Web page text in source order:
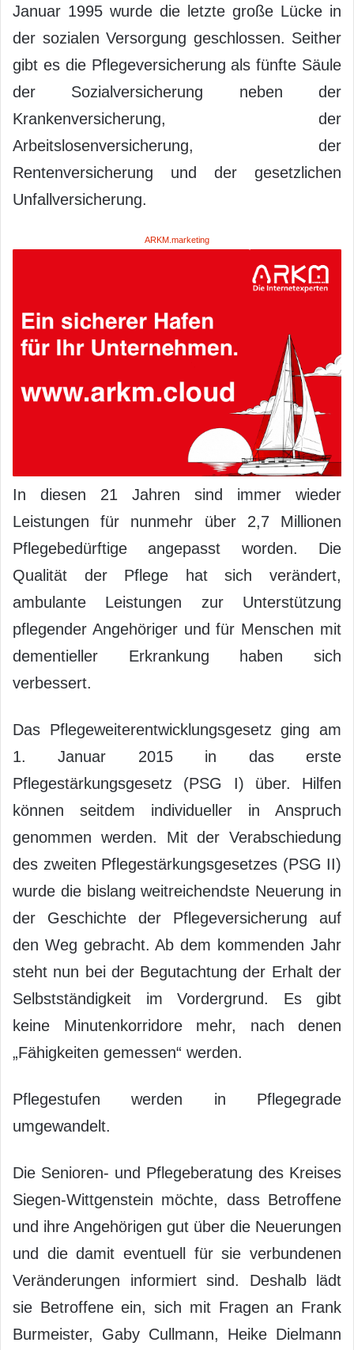
Januar 1995 wurde die letzte große Lücke in
der sozialen Versorgung geschlossen. Seither
gibt es die Pflegeversicherung als fünfte Säule
der Sozialversicherung neben der
Krankenversicherung, der
Arbeitslosenversicherung, der
Rentenversicherung und der gesetzlichen
Unfallversicherung.
ARKM.marketing
In diesen 21 Jahren sind immer wieder
Leistungen für nunmehr über 2,7 Millionen
Pflegebedürftige angepasst worden. Die
Qualität der Pflege hat sich verändert,
ambulante Leistungen zur Unterstützung
pflegender Angehöriger und für Menschen mit
dementieller Erkrankung haben sich
verbessert.
Das Pflegeweiterentwicklungsgesetz ging am
1. Januar 2015 in das erste
Pflegestärkungsgesetz (PSG I) über. Hilfen
können seitdem individueller in Anspruch
genommen werden. Mit der Verabschiedung
des zweiten Pflegestärkungsgesetzes (PSG II)
wurde die bislang weitreichendste Neuerung in
der Geschichte der Pflegeversicherung auf
den Weg gebracht. Ab dem kommenden Jahr
steht nun bei der Begutachtung der Erhalt der
Selbstständigkeit im Vordergrund. Es gibt
keine Minutenkorridore mehr, nach denen
„Fähigkeiten gemessen“ werden.
Pflegestufen werden in Pflegegrade
umgewandelt.
Die Senioren- und Pflegeberatung des Kreises
Siegen-Wittgenstein möchte, dass Betroffene
und ihre Angehörigen gut über die Neuerungen
und die damit eventuell für sie verbundenen
Veränderungen informiert sind. Deshalb lädt
sie Betroffene ein, sich mit Fragen an Frank
Burmeister, Gaby Cullmann, Heike Dielmann